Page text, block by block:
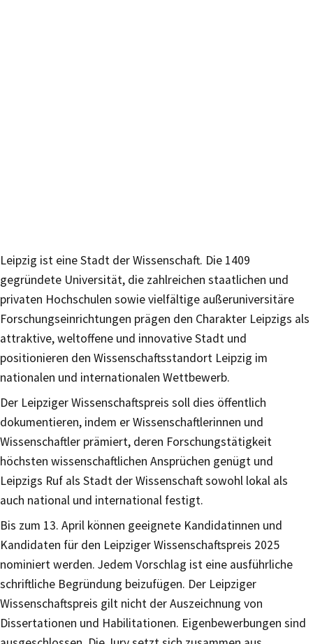
Leipzig ist eine Stadt der Wissenschaft. Die 1409
gegründete Universität, die zahlreichen staatlichen und
privaten Hochschulen sowie vielfältige außeruniversitäre
Forschungseinrichtungen prägen den Charakter Leipzigs als
attraktive, weltoffene und innovative Stadt und
positionieren den Wissenschaftsstandort Leipzig im
nationalen und internationalen Wettbewerb.
Der Leipziger Wissenschaftspreis soll dies öffentlich
dokumentieren, indem er Wissenschaftlerinnen und
Wissenschaftler prämiert, deren Forschungstätigkeit
höchsten wissenschaftlichen Ansprüchen genügt und
Leipzigs Ruf als Stadt der Wissenschaft sowohl lokal als
auch national und international festigt.
Bis zum 13. April können geeignete Kandidatinnen und
Kandidaten für den Leipziger Wissenschaftspreis 2025
nominiert werden. Jedem Vorschlag ist eine ausführliche
schriftliche Begründung beizufügen. Der Leipziger
Wissenschaftspreis gilt nicht der Auszeichnung von
Dissertationen und Habilitationen. Eigenbewerbungen sind